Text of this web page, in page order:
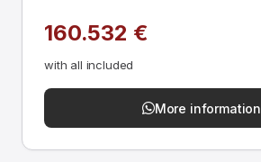
160.532 €
with all included
More information